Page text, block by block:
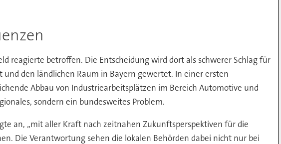
reagierte betroffen. Die Entscheidung wird dort als schwerer Schlag für
den ländlichen Raum in Bayern gewertet. In einer ersten
Abbau von Industriearbeitsplätzen im Bereich Automotive und
sondern ein bundesweites Problem.
an, „mit aller Kraft nach zeitnahen Zukunftsperspektiven für die
Die Verantwortung sehen die lokalen Behörden dabei nicht nur bei